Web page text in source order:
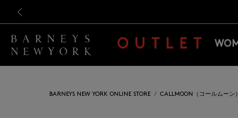
新規登録のお客
新規登録のお客
OUTLET
BARNEYS NEW YORK ONLINE STORE CALLMOON（コールムーン）